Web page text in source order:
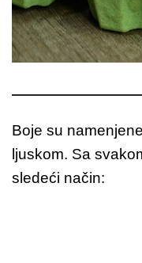
Boje su
ljuskom. Sa
sledeći način: